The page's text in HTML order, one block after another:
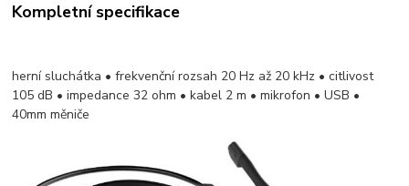
Kompletní specifikace
herní sluchátka • frekvenční rozsah 20 Hz až 20 kHz • citlivost
105 dB • impedance 32 ohm • kabel 2 m • mikrofon • USB •
40mm měniče